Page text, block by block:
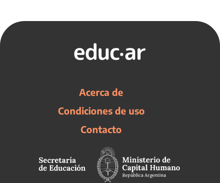
Acerca de
Condiciones de uso
Contacto